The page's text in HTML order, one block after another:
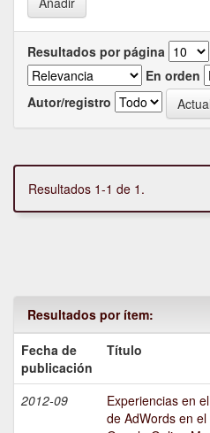
Resultados por página
En orden
Autor/registro
Resultados 1-1 de 1.
Resultados por ítem:
Fecha de
publicación
Título
2012-09
Experiencias en
de AdWords en el